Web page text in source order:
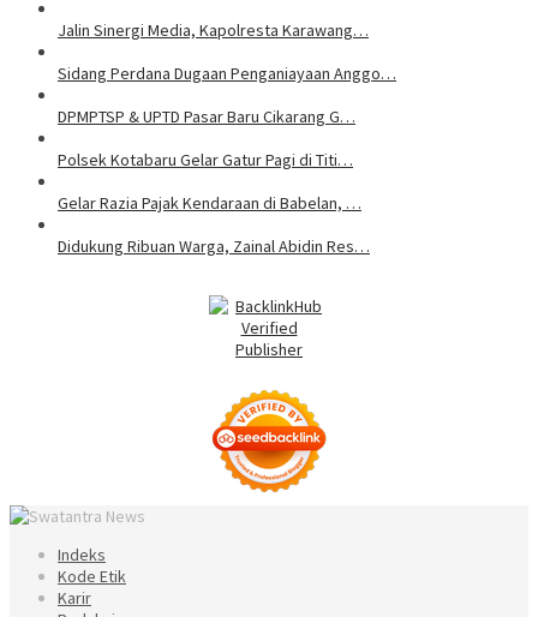
Jalin Sinergi Media, Kapolresta Karawang…
Sidang Perdana Dugaan Penganiayaan Anggo…
DPMPTSP & UPTD Pasar Baru Cikarang G…
Polsek Kotabaru Gelar Gatur Pagi di Titi…
Gelar Razia Pajak Kendaraan di Babelan, …
Didukung Ribuan Warga, Zainal Abidin Res…
Indeks
Kode Etik
Karir